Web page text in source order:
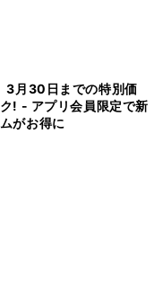
3月30日までの特別価
! - アプリ会員限定で新
がお得に